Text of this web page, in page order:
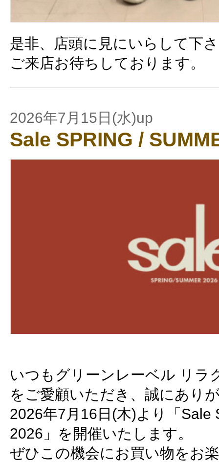
是非、店頭に見にいらして下
ご来店お待ちしております。
2026年7月15日(水)up
Sale SPRING /
いつもグリーンレーベル リラ
をご愛顧いただき、誠にあり
2026年7月16日(木)より「Sale
2026」を開催いたします。
ぜひこの機会にお買い物をお